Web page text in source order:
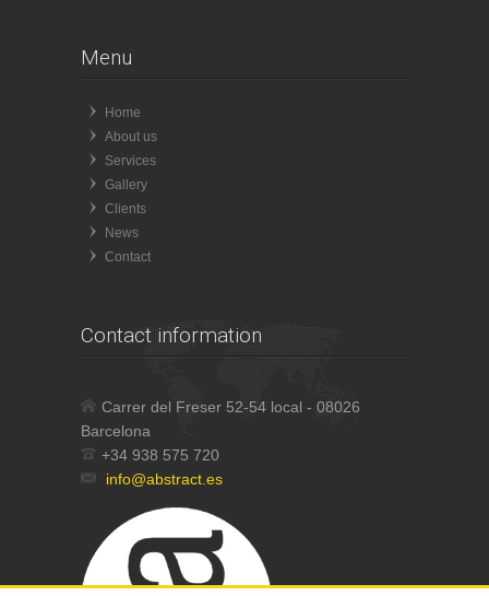
Menu
Home
About us
Services
Gallery
Clients
News
Contact
Contact information
Carrer del Freser 52-54 local - 08026
Barcelona
+34 938 575 720
info@abstract.es